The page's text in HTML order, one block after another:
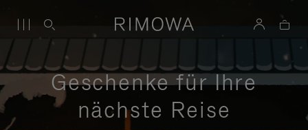
Geschenke für Ihre
nächste Reise